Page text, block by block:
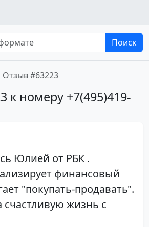
Поиск
Отзыв #63223
к номеру +7(495)419-
Юлией от РБК .
финансовый
"покупать-продавать".
счастливую жизнь с